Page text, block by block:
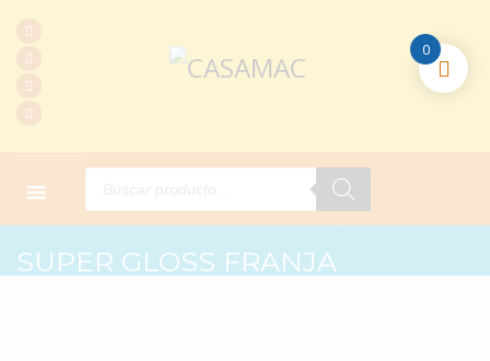
Products
SUPER GLOSS FRANJA
0